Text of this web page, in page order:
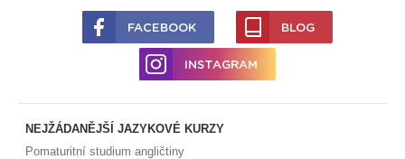
NEJŽÁDANĚJŠÍ JAZYKOVÉ KURZY
Pomaturitní studium angličtiny
FACEBOOK BLOG
INSTAGRAM